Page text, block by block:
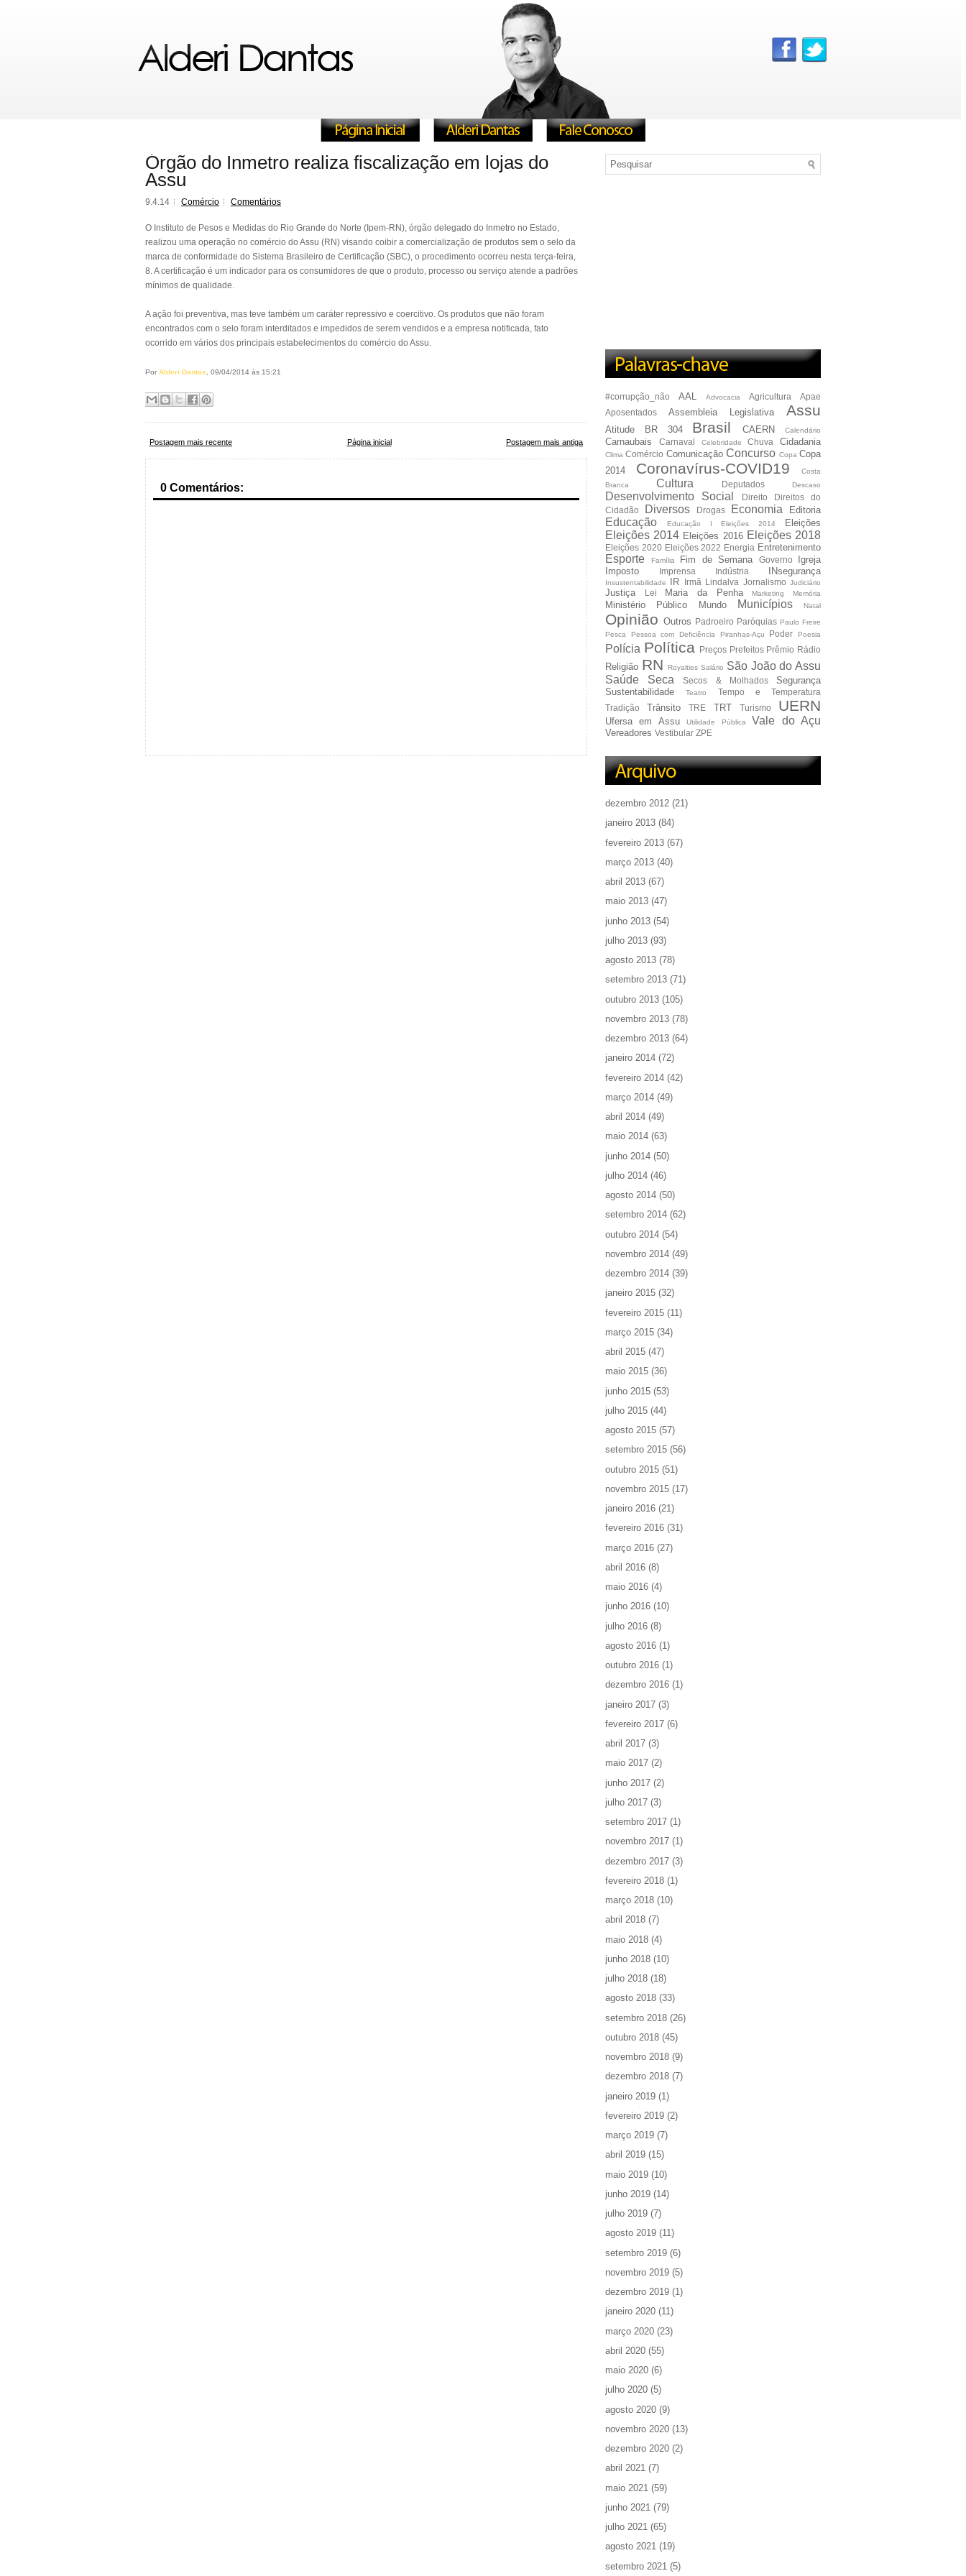
Órgão do Inmetro realiza fiscalização em lojas do
Assu
9.4.14 Comércio Comentários
O Instituto de Pesos e Medidas do Rio Grande do Norte (Ipem-RN), órgão delegado do Inmetro no Estado,
realizou uma operação no comércio do Assu (RN) visando coibir a comercialização de produtos sem o selo da
marca de conformidade do Sistema Brasileiro de Certificação (SBC), o procedimento ocorreu nesta terça-feira,
8. A certificação é um indicador para os consumidores de que o produto, processo ou serviço atende a padrões
mínimos de qualidade.
A ação foi preventiva, mas teve também um caráter repressivo e coercitivo. Os produtos que não foram
encontrados com o selo foram interditados e impedidos de serem vendidos e a empresa notificada, fato
ocorrido em vários dos principais estabelecimentos do comércio do Assu.
Por Alderi Dantas , 09/04/2014 às 15:21
Postagem mais recente Postagem mais antiga
Página inicial
0 Comentários:
#corrupção_não AAL Advocacia Agricultura
Apae
Aposentados
Assembleia Legislativa Assu
Atitude BR 304 Brasil CAERN Calendário
Carnaubais Carnaval Celebridade Chuva Cidadania
Clima Comércio Comunicação Concurso Copa Copa
2014
Coronavírus-COVID19
Costa
Branca
Cultura Deputados Descaso
Desenvolvimento Social Direito
Direitos do
Cidadão
Diversos Drogas Economia Editoria
Educação Educação I Eleições 2014 Eleições
Eleições 2014 Eleições 2016 Eleições 2018
Eleições 2020 Eleições 2022 Energia Entretenimento
Esporte Família Fim de Semana Governo
Igreja
Imposto
Imprensa Indústria INsegurança
Insustentabilidade IR Irmã Lindalva Jornalismo Judiciário
Justiça Lei Maria da Penha Marketing Memória
Ministério Público Mundo Municípios Natal
Opinião Outros Padroeiro Paróquias Paulo Freire
Pesca
Pessoa com Deficiência Piranhas-Açu Poder Poesia
Polícia Política Preços Prefeitos Prêmio Rádio
Religião RN Royalties Salário São João do Assu
Saúde
Seca Secos & Molhados
Segurança
Sustentabilidade
Teatro
Tempo e Temperatura
Tradição
Trânsito TRE TRT Turismo UERN
Ufersa em Assu Utilidade Pública Vale do Açu
Vereadores Vestibular ZPE
dezembro 2012 (21)
janeiro 2013 (84)
fevereiro 2013 (67)
março 2013 (40)
abril 2013 (67)
maio 2013 (47)
junho 2013 (54)
julho 2013 (93)
agosto 2013 (78)
setembro 2013 (71)
outubro 2013 (105)
novembro 2013 (78)
dezembro 2013 (64)
janeiro 2014 (72)
fevereiro 2014 (42)
março 2014 (49)
abril 2014 (49)
maio 2014 (63)
junho 2014 (50)
julho 2014 (46)
agosto 2014 (50)
setembro 2014 (62)
outubro 2014 (54)
novembro 2014 (49)
dezembro 2014 (39)
janeiro 2015 (32)
fevereiro 2015 (11)
março 2015 (34)
abril 2015 (47)
maio 2015 (36)
junho 2015 (53)
julho 2015 (44)
agosto 2015 (57)
setembro 2015 (56)
outubro 2015 (51)
novembro 2015 (17)
janeiro 2016 (21)
fevereiro 2016 (31)
março 2016 (27)
abril 2016 (8)
maio 2016 (4)
junho 2016 (10)
julho 2016 (8)
agosto 2016 (1)
outubro 2016 (1)
dezembro 2016 (1)
janeiro 2017 (3)
fevereiro 2017 (6)
abril 2017 (3)
maio 2017 (2)
junho 2017 (2)
julho 2017 (3)
setembro 2017 (1)
novembro 2017 (1)
dezembro 2017 (3)
fevereiro 2018 (1)
março 2018 (10)
abril 2018 (7)
maio 2018 (4)
junho 2018 (10)
julho 2018 (18)
agosto 2018 (33)
setembro 2018 (26)
outubro 2018 (45)
novembro 2018 (9)
dezembro 2018 (7)
janeiro 2019 (1)
fevereiro 2019 (2)
março 2019 (7)
abril 2019 (15)
maio 2019 (10)
junho 2019 (14)
julho 2019 (7)
agosto 2019 (11)
setembro 2019 (6)
novembro 2019 (5)
dezembro 2019 (1)
janeiro 2020 (11)
março 2020 (23)
abril 2020 (55)
maio 2020 (6)
julho 2020 (5)
agosto 2020 (9)
novembro 2020 (13)
dezembro 2020 (2)
abril 2021 (7)
maio 2021 (59)
junho 2021 (79)
julho 2021 (65)
agosto 2021 (19)
setembro 2021 (5)